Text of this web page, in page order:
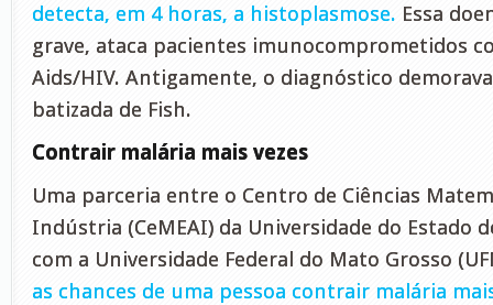
detecta, em 4 horas, a histoplasmose. Essa
grave, ataca pacientes imunocomprometidos
Aids/HIV. Antigamente, o diagnóstico
batizada de Fish.
Contrair malária mais vezes
Uma parceria entre o Centro de Ciências
Indústria (CeMEAI) da Universidade do Estado
com a Universidade Federal do Mato Grosso
as chances de uma pessoa contrair malária